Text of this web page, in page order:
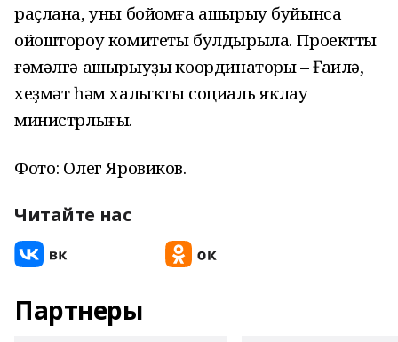
раҫлана, уны бойомға ашырыу буйынса
ойоштороу комитеты булдырыла. Проектты
ғәмәлгә ашырыуҙың координаторы – Ғаилә,
хеҙмәт һәм халыҡты социаль яҡлау
министрлығы.
Фото: Олег Яровиков.
Читайте нас
Партнеры